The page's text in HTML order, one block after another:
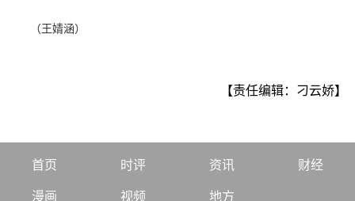
（王婧涵）
【责任编辑：刁云娇】
首页 时评 资讯 财经
漫画 视频 地方